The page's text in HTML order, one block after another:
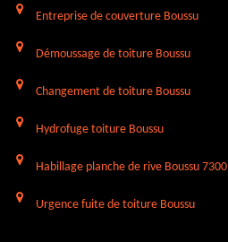
Entreprise de couverture Boussu
Démoussage de toiture Boussu
Changement de toiture Boussu
Hydrofuge toiture Boussu
Habillage planche de rive Boussu 7300
Urgence fuite de toiture Boussu